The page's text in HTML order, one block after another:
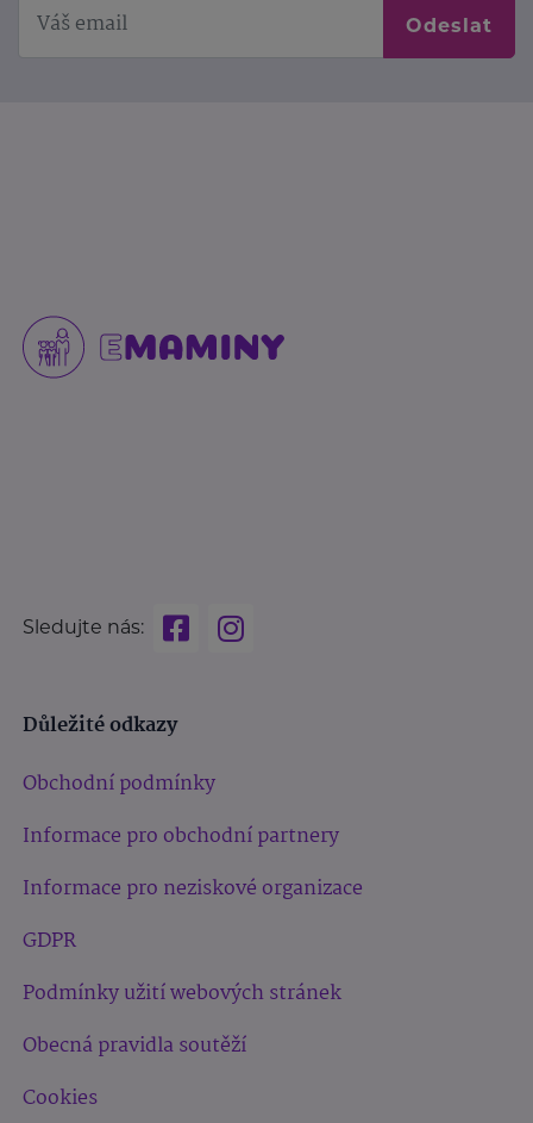
Odeslat
Sledujte nás:
Důležité odkazy
Obchodní podmínky
Informace pro obchodní partnery
Informace pro neziskové organizace
GDPR
Podmínky užití webových stránek
Obecná pravidla soutěží
Cookies